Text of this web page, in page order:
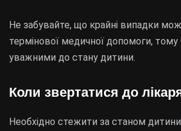
Не забувайте, що крайні випадки
термінової медичної допомоги, тому
уважними до стану дитини.
Коли звертатися до
Необхідно стежити за станом